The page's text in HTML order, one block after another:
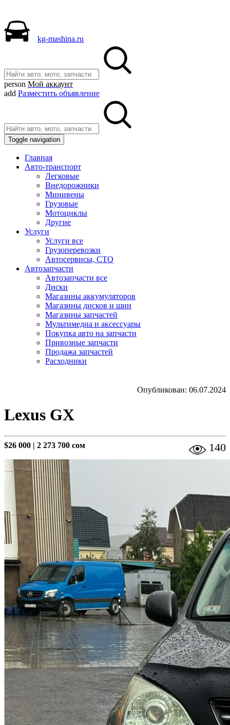
kg-mashina.ru
person Мой аккаунт
add Разместить объявление
Toggle navigation
Главная
Авто-транспорт
Легковые
Внедорожники
Минивены
Грузовые
Мотоциклы
Другие
Услуги
Услуги все
Грузоперевозки
Автосервисы, СТО
Автозапчасти
Автозапчасти все
Диски
Магазины аккумуляторов
Магазины дисков и шин
Магазины запчастей
Мультимедиа и аксессуары
Покупка авто на запчасти
Привозные запчасти
Продажа запчастей
Расходники
Опубликован: 06.07.2024
Lexus GX
$26 000 | 2 273 700 сом 140